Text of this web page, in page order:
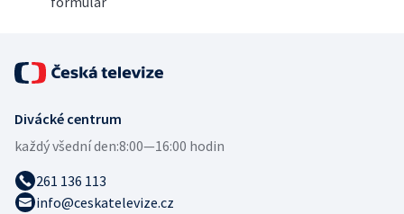
Divácké centrum
každý všední den:8:00—16:00 hodin
261 136 113
info@ceskatelevize.cz